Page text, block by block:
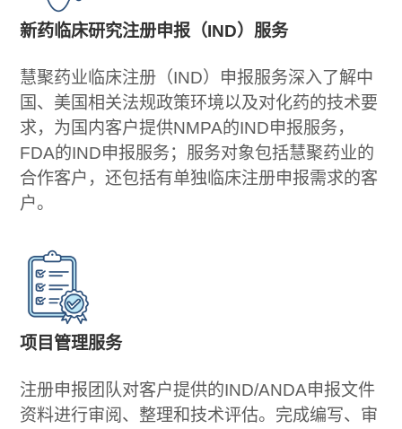
新药临床研究注册申报（IND）服务
慧聚药业临床注册（IND）申报服务深入了解中
国、美国相关法规政策环境以及对化药的技术要
求，为国内客户提供NMPA的IND申报服务，
FDA的IND申报服务；服务对象包括慧聚药业的
合作客户，还包括有单独临床注册申报需求的客
户。
项目管理服务
注册申报团队对客户提供的IND/ANDA申报文件
资料进行审阅、整理和技术评估。完成编写、审